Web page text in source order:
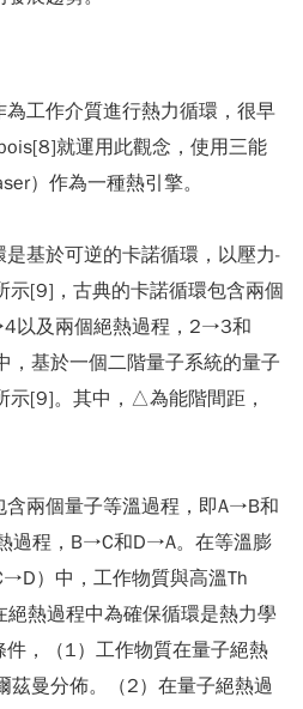
工作介質進行熱力循環，很早
就運用此觀念，使用三能
）作為一種熱引擎。
基於可逆的卡諾循環，以壓力-
示[9]，古典的卡諾循環包含兩個
以及兩個絕熱過程，2→3和
基於一個二階量子系統的量子
示[9]。其中，△為能階間距，
含兩個量子等溫過程，即A→B和
過程，B→C和D→A。在等溫膨
）中，工作物質與高溫Th
絕熱過程中為確保循環是熱力學
，（1）工作物質在量子絕熱
曼分佈。（2）在量子絕熱過